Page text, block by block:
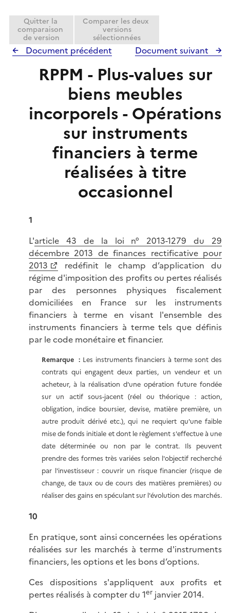
Quitter la
comparaison
de version
Comparer les deux
versions
sélectionnées
Document précédent Document suivant
RPPM - Plus-values sur
biens meubles
incorporels - Opérations
sur instruments
financiers à terme
réalisées à titre
occasionnel
1
L'article 43 de la loi n° 2013-1279 du 29
décembre 2013 de finances rectificative pour
2013
redéfinit le champ d’application du
régime d'imposition des profits ou pertes réalisés
par des personnes physiques fiscalement
domiciliées en France sur les instruments
financiers à terme en visant l'ensemble des
instruments financiers à terme tels que définis
par le code monétaire et financier.
Remarque : Les instruments financiers à terme sont des
contrats qui engagent deux parties, un vendeur et un
acheteur, à la réalisation d'une opération future fondée
sur un actif sous-jacent (réel ou théorique : action,
obligation, indice boursier, devise, matière première, un
autre produit dérivé etc.), qui ne requiert qu'une faible
mise de fonds initiale et dont le règlement s'effectue à une
date déterminée ou non par le contrat. Ils peuvent
prendre des formes très variées selon l'objectif recherché
par l'investisseur : couvrir un risque financier (risque de
change, de taux ou de cours des matières premières) ou
réaliser des gains en spéculant sur l'évolution des marchés.
10
En pratique, sont ainsi concernées les opérations
réalisées sur les marchés à terme d'instruments
financiers, les options et les bons d’options.
Ces dispositions s'appliquent aux profits et
pertes réalisés à compter du 1er janvier 2014.